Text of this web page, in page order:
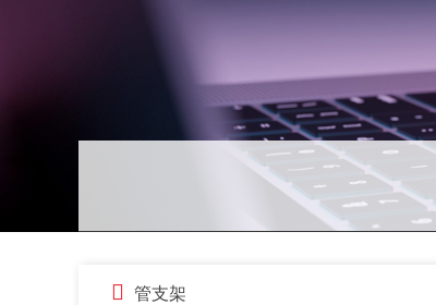
管支架